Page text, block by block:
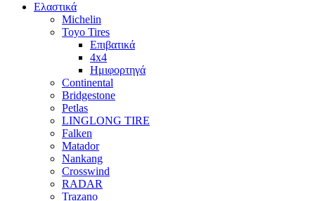
Ελαστικά
Michelin
Toyo Tires
Επιβατικά
4x4
Ημιφορτηγά
Continental
Bridgestone
Petlas
LINGLONG TIRE
Falken
Matador
Nankang
Crosswind
RADAR
Trazano